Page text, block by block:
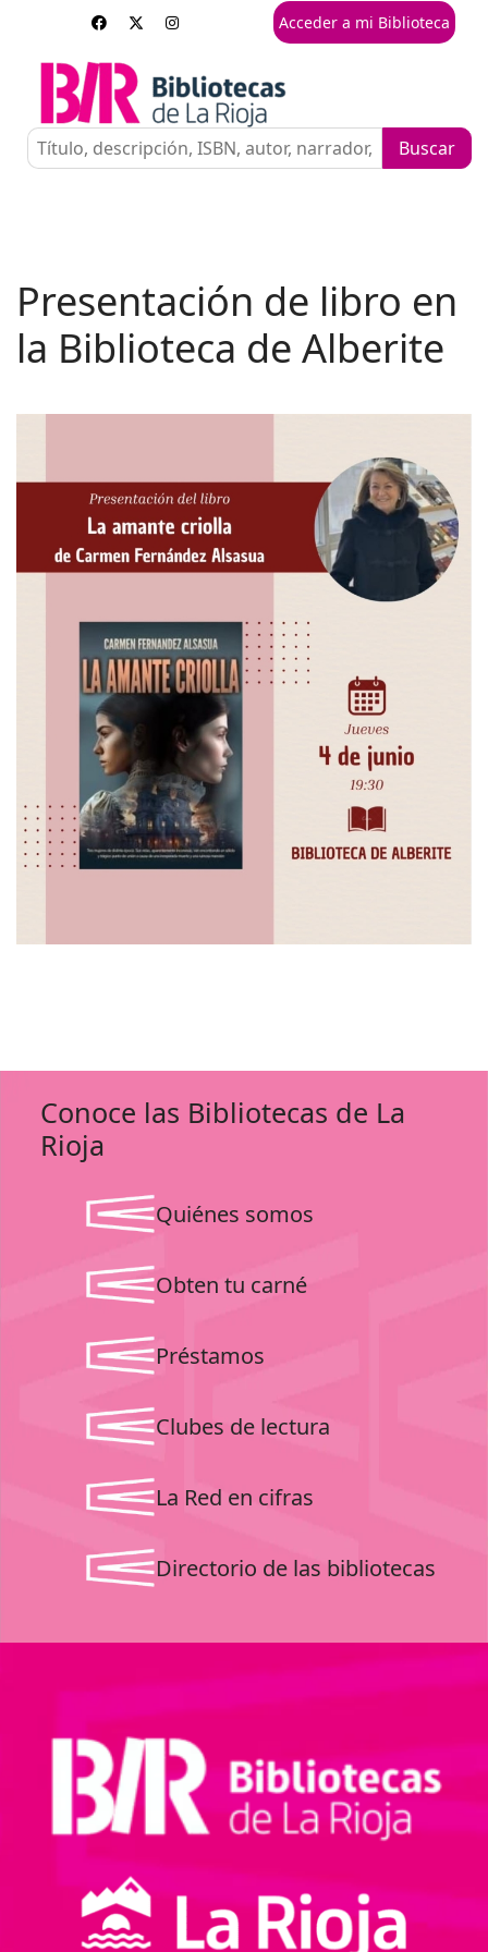
Acceder a mi Biblioteca
Presentación de libro en
la Biblioteca de Alberite
Conoce las Bibliotecas de La
Rioja
Quiénes somos
Obten tu carné
Préstamos
Clubes de lectura
La Red en cifras
Directorio de las bibliotecas